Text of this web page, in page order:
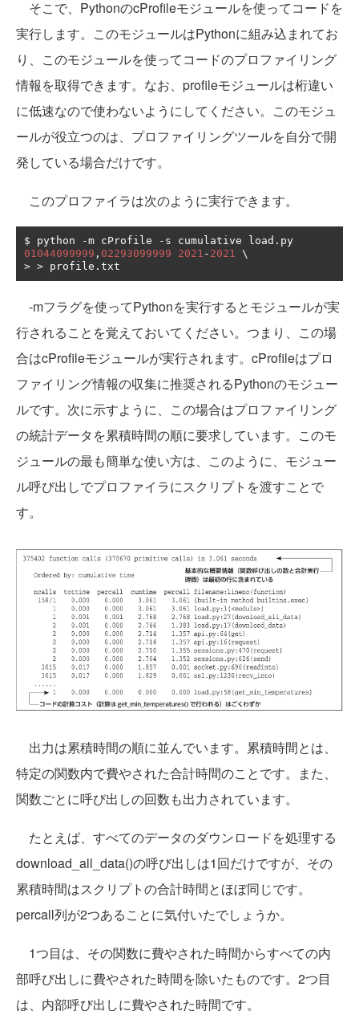
そこで、PythonのcProfileモジュールを使ってコードを
実行します。このモジュールはPythonに組み込まれてお
り、このモジュールを使ってコードのプロファイリング
情報を取得できます。なお、profileモジュールは桁違い
に低速なので使わないようにしてください。このモジュ
ールが役立つのは、プロファイリングツールを自分で開
発している場合だけです。
このプロファイラは次のように実行できます。
$ python -m cProfile - s cumulative load .
01044099999 , 02293099999 2021 - 2021
> > profile . txt
-mフラグを使ってPythonを実行するとモジュールが実
行されることを覚えておいてください。つまり、この場
合はcProfileモジュールが実行されます。cProfileはプロ
ファイリング情報の収集に推奨されるPythonのモジュー
ルです。次に示すように、この場合はプロファイリング
の統計データを累積時間の順に要求しています。このモ
ジュールの最も簡単な使い方は、このように、モジュー
ル呼び出しでプロファイラにスクリプトを渡すことで
す。
出力は累積時間の順に並んでいます。累積時間とは、
特定の関数内で費やされた合計時間のことです。また、
関数ごとに呼び出しの回数も出力されています。
たとえば、すべてのデータのダウンロードを処理する
download_all_data()の呼び出しは1回だけですが、その
累積時間はスクリプトの合計時間とほぼ同じです。
percall列が2つあることに気付いたでしょうか。
1つ目は、その関数に費やされた時間からすべての内
部呼び出しに費やされた時間を除いたものです。2つ目
は、内部呼び出しに費やされた時間です。